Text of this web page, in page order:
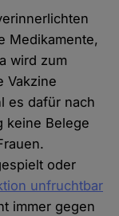
Medikamente,
wird zum
Vakzine
es dafür nach
keine Belege
oder
unfruchtbar
immer gegen